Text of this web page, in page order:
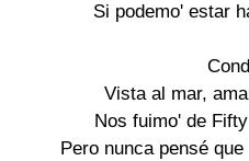
Si podemo' estar
Vista al mar,
Nos fuimo' de
Pero nunca pensé